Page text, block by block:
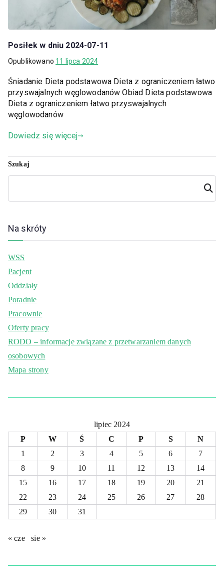
Posiłek w dniu 2024-07-11
Opublikowano 11 lipca 2024
Śniadanie Dieta podstawowa Dieta z ograniczeniem łatwo
przyswajalnych węglowodanów Obiad Dieta podstawowa
Dieta z ograniczeniem łatwo przyswajalnych
węglowodanów
Dowiedz się więcej
Szukaj
Szuka
j
Na skróty
WSS
Pacjent
Oddziały
Poradnie
Pracownie
Oferty pracy
RODO – informacje związane z przetwarzaniem danych
osobowych
Mapa strony
lipiec 2024
P
W Ś C P S
N
1
2 3 4 5 6
7
8
9 10 11 12 13
14
15
16 17 18 19 20
21
22
23 24 25 26 27
28
29
30 31
« cze sie »